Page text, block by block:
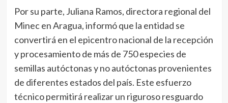
Por su parte, Juliana Ramos, directora regional del
Minec en Aragua, informó que la entidad se
convertirá en el epicentro nacional de la recepción
y procesamiento de más de 750 especies de
semillas autóctonas y no autóctonas provenientes
de diferentes estados del país. Este esfuerzo
técnico permitirá realizar un riguroso resguardo